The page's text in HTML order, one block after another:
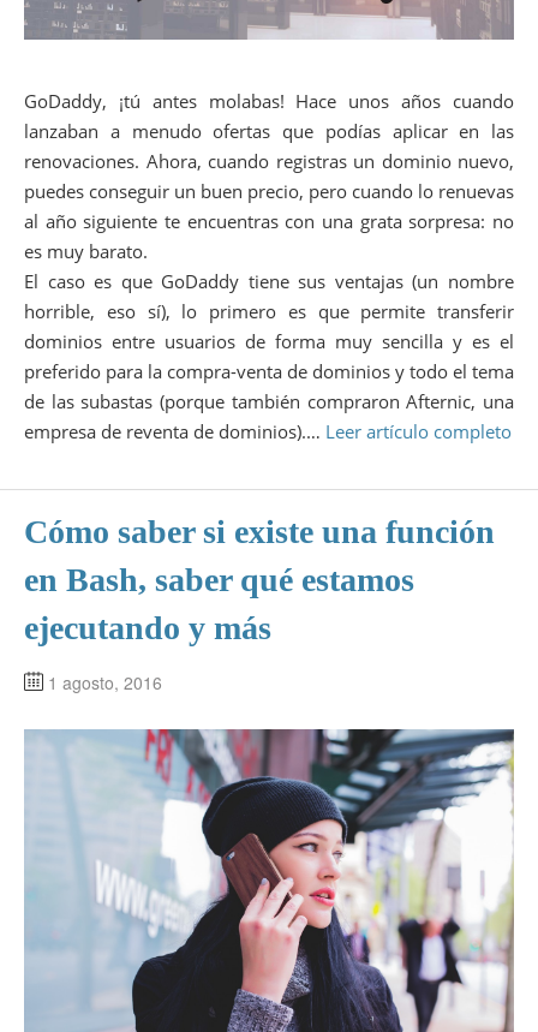
GoDaddy, ¡tú antes molabas! Hace unos años cuando
lanzaban a menudo ofertas que podías aplicar en las
renovaciones. Ahora, cuando registras un dominio nuevo,
puedes conseguir un buen precio, pero cuando lo renuevas
al año siguiente te encuentras con una grata sorpresa: no
es muy barato.
El caso es que GoDaddy tiene sus ventajas (un nombre
horrible, eso sí), lo primero es que permite transferir
dominios entre usuarios de forma muy sencilla y es el
preferido para la compra-venta de dominios y todo el tema
de las subastas (porque también compraron Afternic, una
empresa de reventa de dominios).… Leer artículo completo
Cómo saber si existe una función
en Bash, saber qué estamos
ejecutando y más
1 agosto, 2016